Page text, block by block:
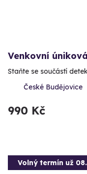
Venkovní
Staňte se součástí
České Budějovice
990 Kč
Volný termín už